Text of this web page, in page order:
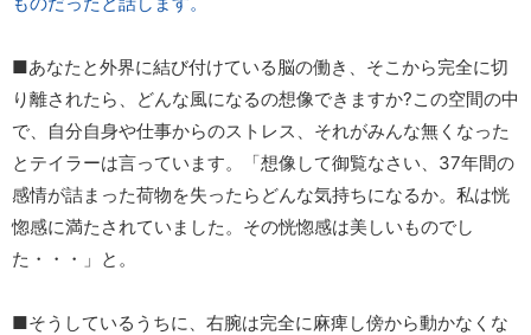
■あなたと外界に結び付けている脳の働き、そこから完全に切
り離されたら、どんな風になるの想像できますか?この空間の中
で、自分自身や仕事からのストレス、それがみんな無くなった
とテイラーは言っています。「想像して御覧なさい、37年間の
感情が詰まった荷物を失ったらどんな気持ちになるか。私は恍
惚感に満たされていました。その恍惚感は美しいものでし
た・・・」と。
■そうしているうちに、右腕は完全に麻痺し傍から動かなくな